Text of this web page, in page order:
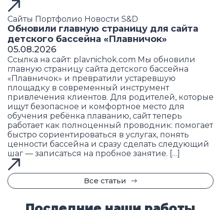
Сайты Портфолио Новости S&D
Обновили главную страницу для сайта
детского бассейна «Плавничок»
05.08.2026
Ссылка на сайт: plavnichok.com Мы обновили
главную страницу сайта детского бассейна
«Плавничок» и превратили устаревшую
площадку в современный инструмент
привлечения клиентов. Для родителей, которые
ищут безопасное и комфортное место для
обучения ребёнка плаванию, сайт теперь
работает как полноценный проводник: помогает
быстро сориентироваться в услугах, понять
ценности бассейна и сразу сделать следующий
шаг — записаться на пробное занятие. […]
Все статьи